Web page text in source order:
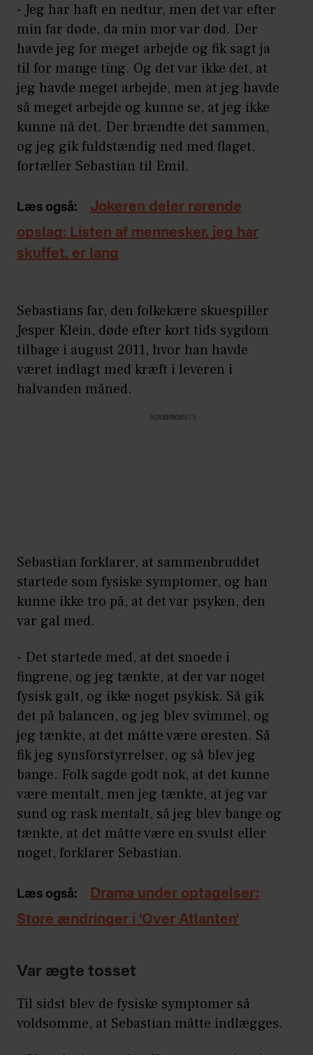
- Jeg har haft en nedtur, men det var efter
min far døde, da min mor var død. Der
havde jeg for meget arbejde og fik sagt ja
til for mange ting. Og det var ikke det, at
jeg havde meget arbejde, men at jeg havde
så meget arbejde og kunne se, at jeg ikke
kunne nå det. Der brændte det sammen,
og jeg gik fuldstændig ned med flaget,
fortæller Sebastian til Emil.
Læs også:
Jokeren deler rørende
opslag: Listen af mennesker, jeg har
skuffet, er lang
Sebastians far, den folkekære skuespiller
Jesper Klein, døde efter kort tids sygdom
tilbage i august 2011, hvor han havde
været indlagt med kræft i leveren i
halvanden måned.
Annonce
Sebastian forklarer, at sammenbruddet
startede som fysiske symptomer, og han
kunne ikke tro på, at det var psyken, den
var gal med.
- Det startede med, at det snoede i
fingrene, og jeg tænkte, at der var noget
fysisk galt, og ikke noget psykisk. Så gik
det på balancen, og jeg blev svimmel, og
jeg tænkte, at det måtte være øresten. Så
fik jeg synsforstyrrelser, og så blev jeg
bange. Folk sagde godt nok, at det kunne
være mentalt, men jeg tænkte, at jeg var
sund og rask mentalt, så jeg blev bange og
tænkte, at det måtte være en svulst eller
noget, forklarer Sebastian.
Læs også:
Drama under optagelser:
Store ændringer i 'Over Atlanten'
Var ægte tosset
Til sidst blev de fysiske symptomer så
voldsomme, at Sebastian måtte indlægges.